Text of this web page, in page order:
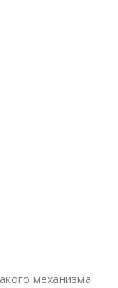
механизма